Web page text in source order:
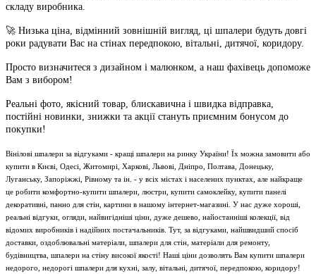
складу виробника.
🚀 Низька ціна, відмінний зовнішній вигляд, ці шпалери будуть довгі
роки радувати Вас на стінах передпокою, вітальні, дитячої, коридору.
Просто визначитеся з дизайном і малюнком, а наш фахівець допоможе
Вам з вибором!
Реальні фото, якісний товар, блискавична і швидка відправка,
постійні новинки, знижки та акції стануть приємним бонусом до
покупки!
Вінілові шпалери за відгуками - кращі шпалери на ринку України! Їх можна замовити або
купити в Києві, Одесі, Житомирі, Харкові, Львові, Дніпро, Полтава, Донецьку,
Луганську, Запоріжжі, Рівному та ін. - у всіх містах і населених пунктах, але найкраще
це робити комфортно-купити шпалери, люстри, купити самоклейку, купити панелі
декоративні, панно для стін, картини в нашому інтернет-магазині. У нас дуже хороші,
реальні відгуки, огляди, найвигідніші ціни, дуже дешево, найостанніші колекції, від
відомих виробників і надійних постачальників. Тут, за відгуками, найшвидший спосіб
доставки, оздоблювальні матеріали, шпалери для стін, матеріали для ремонту,
будівництва, шпалери на стіну високої якості! Наші ціни дозволять Вам купити шпалери
недорого, недорогі шпалери для кухні, залу, вітальні, дитячої, передпокою, коридору!